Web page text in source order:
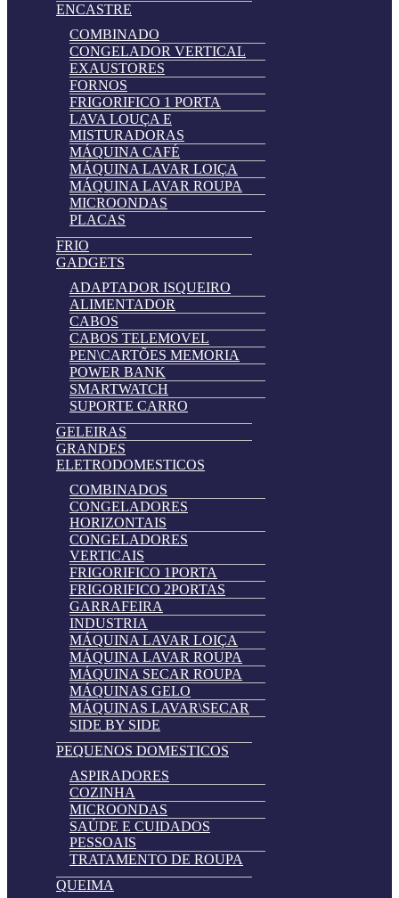
ENCASTRE
COMBINADO
CONGELADOR VERTICAL
EXAUSTORES
FORNOS
FRIGORIFICO 1 PORTA
LAVA LOUÇA E
MISTURADORAS
MÁQUINA CAFÉ
MÁQUINA LAVAR LOIÇA
MÁQUINA LAVAR ROUPA
MICROONDAS
PLACAS
FRIO
GADGETS
ADAPTADOR ISQUEIRO
ALIMENTADOR
CABOS
CABOS TELEMOVEL
PEN\CARTÕES MEMORIA
POWER BANK
SMARTWATCH
SUPORTE CARRO
GELEIRAS
GRANDES
ELETRODOMESTICOS
COMBINADOS
CONGELADORES
HORIZONTAIS
CONGELADORES
VERTICAIS
FRIGORIFICO 1PORTA
FRIGORIFICO 2PORTAS
GARRAFEIRA
INDUSTRIA
MÁQUINA LAVAR LOIÇA
MÁQUINA LAVAR ROUPA
MÁQUINA SECAR ROUPA
MÁQUINAS GELO
MÁQUINAS LAVAR\SECAR
SIDE BY SIDE
PEQUENOS DOMESTICOS
ASPIRADORES
COZINHA
MICROONDAS
SAÚDE E CUIDADOS
PESSOAIS
TRATAMENTO DE ROUPA
QUEIMA